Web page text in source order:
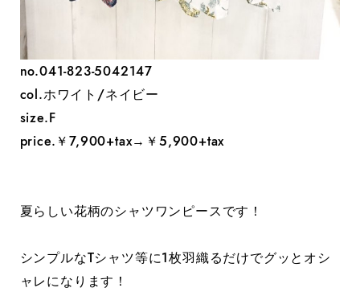
no.041-823-5042147
col.ホワイト/ネイビー
size.F
price.￥7,900+tax→￥5,900+tax
夏らしい花柄のシャツワンピースです！
シンプルなTシャツ等に1枚羽織るだけでグッとオシ
ャレになります！